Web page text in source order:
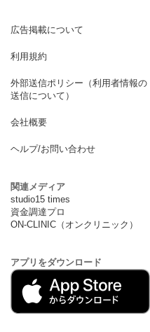
広告掲載について
利用規約
外部送信ポリシー（利用者情報の
送信について）
会社概要
ヘルプ/お問い合わせ
関連メディア
studio15 times
資金調達プロ
ON-CLINIC（オンクリニック）
アプリをダウンロード